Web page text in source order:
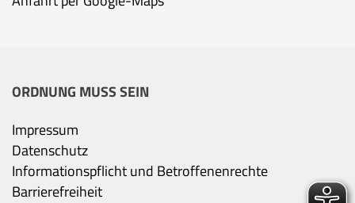
ORDNUNG MUSS SEIN
Impressum
Datenschutz
Informationspflicht und Betroffenenrechte
Barrierefreiheit